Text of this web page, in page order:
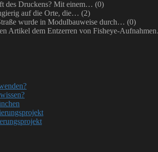
des Druckens? Mit einem… (0)
auf die Orte, die… (2)
wurde in Modulbauweise durch… (0)
Artikel dem Entzerren von Fisheye-